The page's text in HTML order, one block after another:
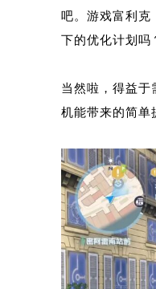
吧。游戏富利克
下的优化计划吗
当然啦，得益于
机能带来的简单